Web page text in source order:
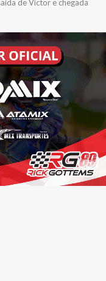
de Victor e chegada